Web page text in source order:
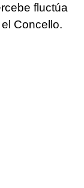
fluctúa
Concello.